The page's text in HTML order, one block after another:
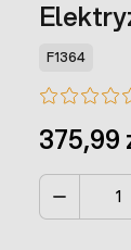
F1364
375,99